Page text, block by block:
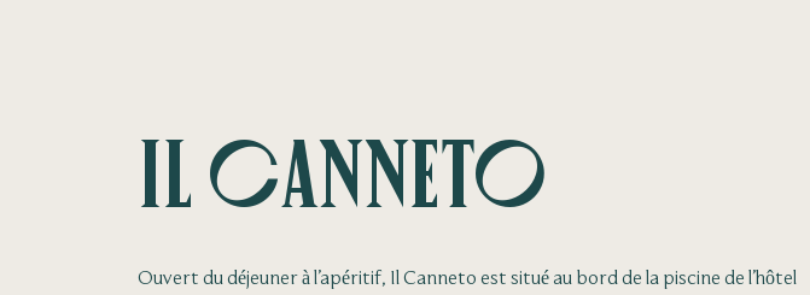
Il Canneto
Ouvert du déjeuner à l’apéritif, Il Canneto est situé au bord de la piscine de l’hôtel